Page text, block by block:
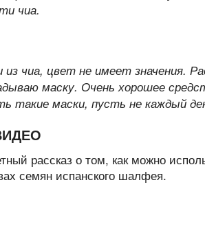
чиа.
чиа, цвет не имеет значения.
маску. Очень хорошее
такие маски, пусть не каждый
рассказ о том, как можно
семян испанского шалфея.